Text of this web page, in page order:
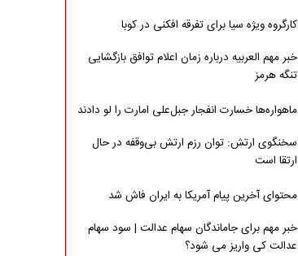
کارگروه ویژه سیا برای تفرقه افکنی در کوبا
خبر مهم العربیه درباره زمان اعلام توافق بازگشایی
تنگه هرمز
ماهواره‌‌ها خسارت انفجار جبل‌علی امارت را لو دادند
سخنگوی ارتش: توان رزم ارتش بی‌وقفه در حال
ارتقا است
محتوای آخرین پیام آمریکا به ایران فاش شد
خبر مهم برای جاماندگان سهام عدالت | سود سهام
عدالت کی واریز می شود؟